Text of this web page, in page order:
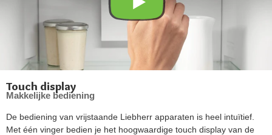
Touch display
Makkelijke bediening
De bediening van vrijstaande Liebherr apparaten is heel intuïtief.
Met één vinger bedien je het hoogwaardige touch display van de